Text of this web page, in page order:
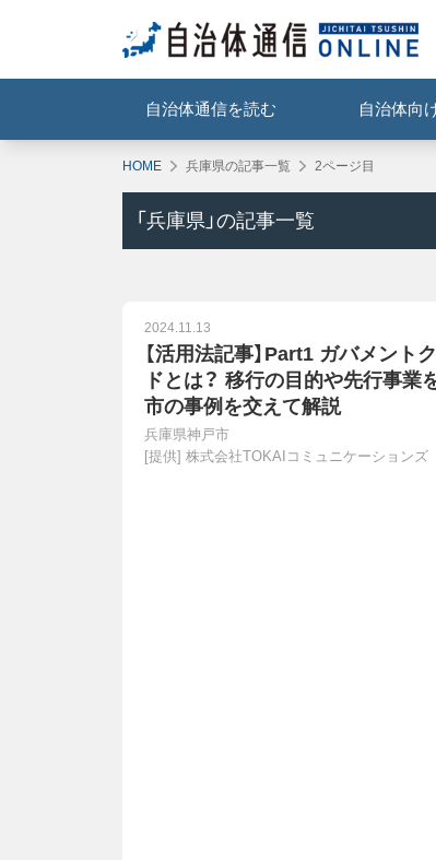
自治体通信を読む 自治体向
HOME 兵庫県の記事一覧 2ページ目
「 兵庫県 」の記事一覧
2024.11.13
【活用法記事】Part1 ガバメント
ドとは？ 移行の目的や先行事業
市の事例を交えて解説
兵庫県神戸市
[提供] 株式会社TOKAIコミュニケーションズ